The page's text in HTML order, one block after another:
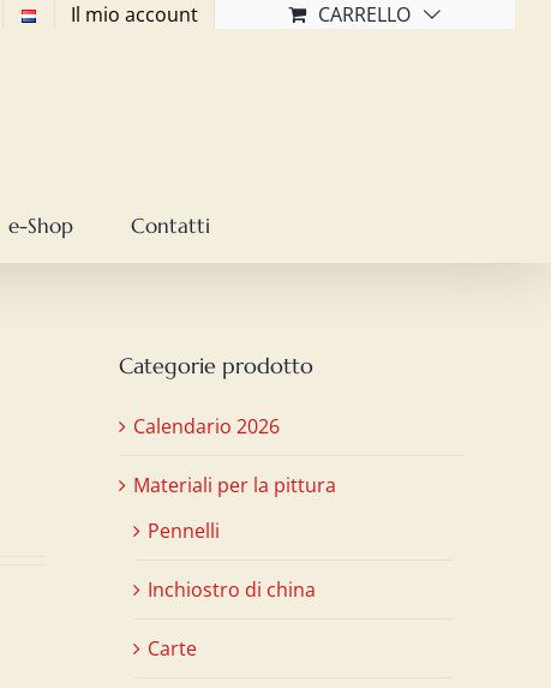
Il mio account CARRELLO
e-Shop Contatti
Categorie prodotto
Calendario 2026
Materiali per la pittura
Pennelli
Inchiostro di china
Carte